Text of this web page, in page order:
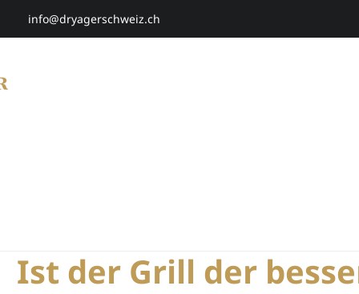
info@dryagerschweiz.ch
Ist der Grill der